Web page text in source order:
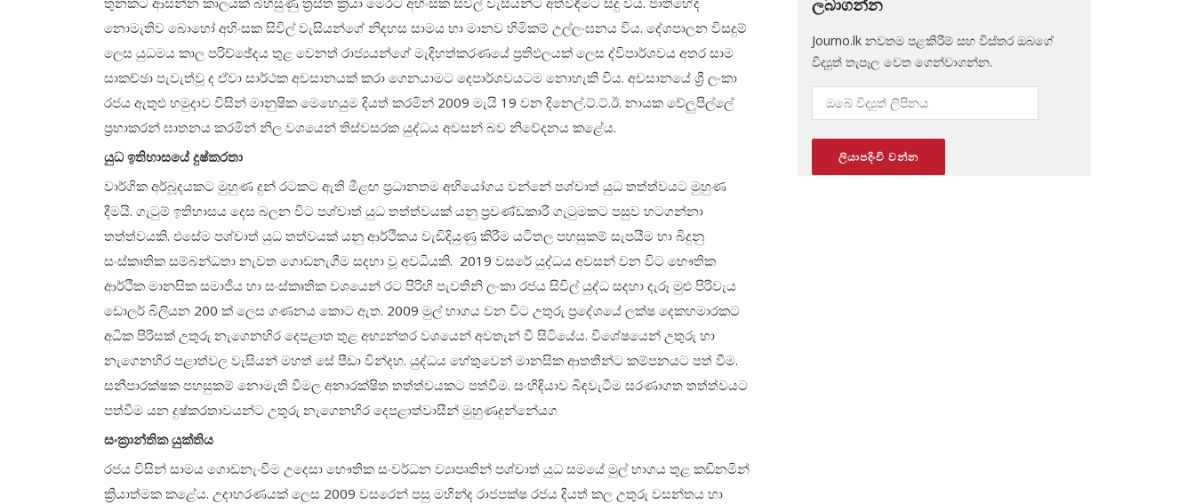
නොමැතිව බොහෝ අහිංසක සිවිල් වැසියන්ගේ නිදහස සාමය හා මානව හිමිකම් උල්ලංඝනය විය. දේශපාලන විසදුම්
ලෙස යුධමය කාල පරිච්ඡේදය තුළ වෙනත් රාජ්‍යයන්ගේ මැදිහත්කරණයේ ප්‍රතිඵලයක් ලෙස ද්විපාර්ශවය අතර සාම
සාකච්ඡා පැවැත්වූ ද ඒවා සාර්ථක අවසානයක් කරා ගෙනයාමට දෙපාර්ශවයටම නොහැකි විය. අවසානයේ ශ්‍රී ලංකා
රජය ඇතුළු හමුදාව විසින් මානුෂික මෙහෙයුම දියත් කරමින් 2009 මැයි 19 වන දිනෙල්.ට්.ට්.ඊ. නායක වේලුපිල්ලේ
ප්‍රභාකරන් ඝාතනය කරමින් නිල වශයෙන් තිස්වසරක යුද්ධය අවසන් බව නිවේදනය කළේය.
යුධ ඉතිහාසයේ දුෂ්කරතා
වාර්ගික අර්බූදයකට මුහුණ දුන් රටකට ඇති මීළඟ ප්‍රධානතම අභියෝගය වන්නේ පශ්චාත් යුධ තත්ත්වයට මුහුණ
දීමයි. ගැටුම් ඉතිහාසය දෙස බලන විට පශ්චාත් යුධ තත්ත්වයක් යනු ප්‍රචණ්ඩකාරී ගැටුමකට පසුව හටගන්නා
තත්ත්වයකි. එසේම පශ්චාත් යුධ තත්වයක් යනු ආර්ථිකය වැඩිදියුණු කිරීම යටිතල පහසුකම් සැපයීම හා බිදුනු
සංස්කෘතික සම්බන්ධතා නැවත ගොඩනැගීම සදහා වූ අවධියකි. 2019 වසරේ යුද්ධය අවසන් වන විට භෞතික
ආර්ථික මානසික සමාජීය හා සංස්කෘතික වශයෙන් රට පිරිහි පැවතිනි ලංකා රජය සිවිල් යුද්ධ සදහා දැරූ මුළු පිරිවැය
ඩොලර් බිලියන 200 ක් ලෙස ගණනය කොට ඇත. 2009 මුල් භාගය වන විට උතුරු ප්‍රදේශයේ ලක්ෂ දෙකහමාරකට
අධික පිරිසක් උතුරු නැගෙනහිර දෙපළාත තුළ අභ්‍යන්තර වශයෙන් අවතැන් වී සිටියේය. විශේෂයෙන් උතුරු හා
නැගෙනහිර පළාත්වල වැසියන් මහත් සේ පීඩා වින්දහ. යුද්ධය හේතුවෙන් මානසික ආතතීන්ට කම්පනයට පත් වීම.
සනීපාරක්ෂක පහසුකම් නොමැති වීමල අනාරක්ෂිත තත්ත්වයකට පත්වීම. සංහිඳියාව බිඳවැටීම සරණාගත තත්ත්වයට
පත්වීම යන දුෂ්කරතාවයන්ට උතුරු නැගෙනහිර දෙපළාත්වාසීන් මුහුණදුන්නේයග
සංක්‍රාන්තික යුක්තිය
රජය විසින් සාමය ගොඩනැංවීම උදෙසා භෞතික සංවර්ධන ව්‍යාපෘතින් පශ්චාත් යුධ සමයේ මුල් භාගය තුළ කඩිනමින්
ක්‍රියාත්මක කළේය. උදාහරණයක් ලෙස 2009 වසරෙන් පසු මහින්ද රාජපක්ෂ රජය දියත් කල උතුරු වසන්තය හා
ලබාගන්න
Journo.lk නවතම පළකිරීම් සහ විස්තර ඔබගේ
විද්‍යුත් තැපෑල වෙත ගෙන්වාගන්න.